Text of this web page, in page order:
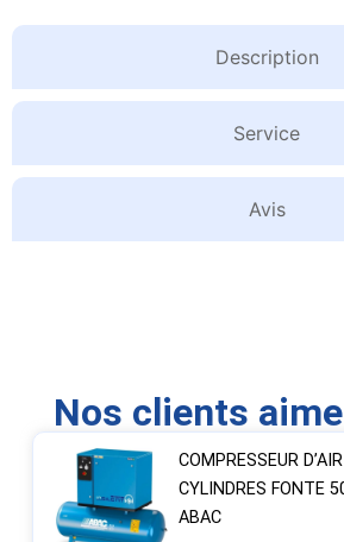
Description
Service
Avis
Nos clients
COMPRESSEUR
CYLINDRES FONTE
ABAC